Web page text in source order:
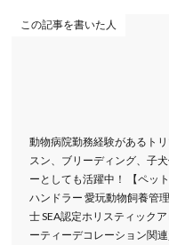
この記事を書いた人
動物病院勤務経験があるト
スン、ブリーディング、子
ーとしても活躍中！ 【ペッ
ハンドラー 愛玩動物飼養管
士 SEA認定ホリスティック
ーティーデコレーション関